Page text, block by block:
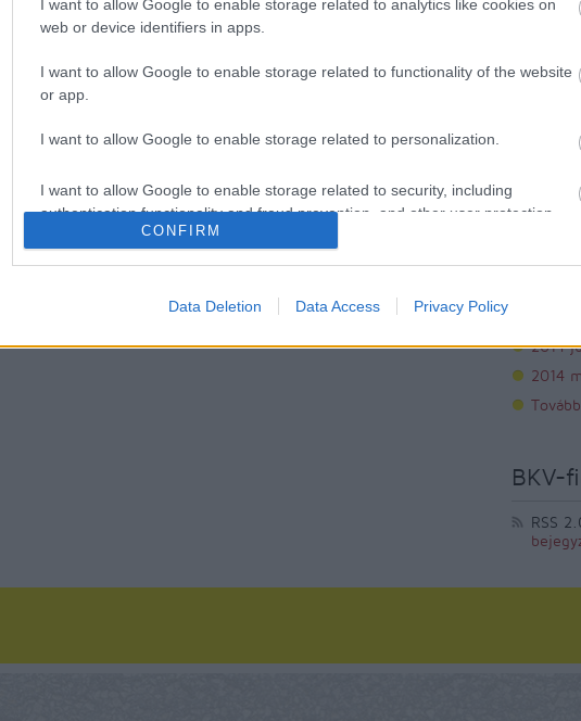
I want to allow Google to enable storage related to analytics like cookies on
web or device identifiers in apps.
I want to allow Google to enable storage related to functionality of the website
or app.
I want to allow Google to enable storage related to personalization.
I want to allow Google to enable storage related to security, including
authentication functionality and fraud prevention, and other user protection.
CONFIRM
Data Deletion Data Access Privacy Policy
2015
2015
2014
2014
2014
Tovább
BKV-
RSS